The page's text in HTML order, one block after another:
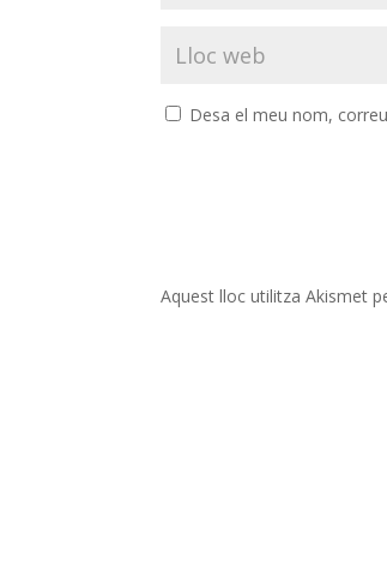
Desa el meu nom,
Aquest lloc utilitza Akismet